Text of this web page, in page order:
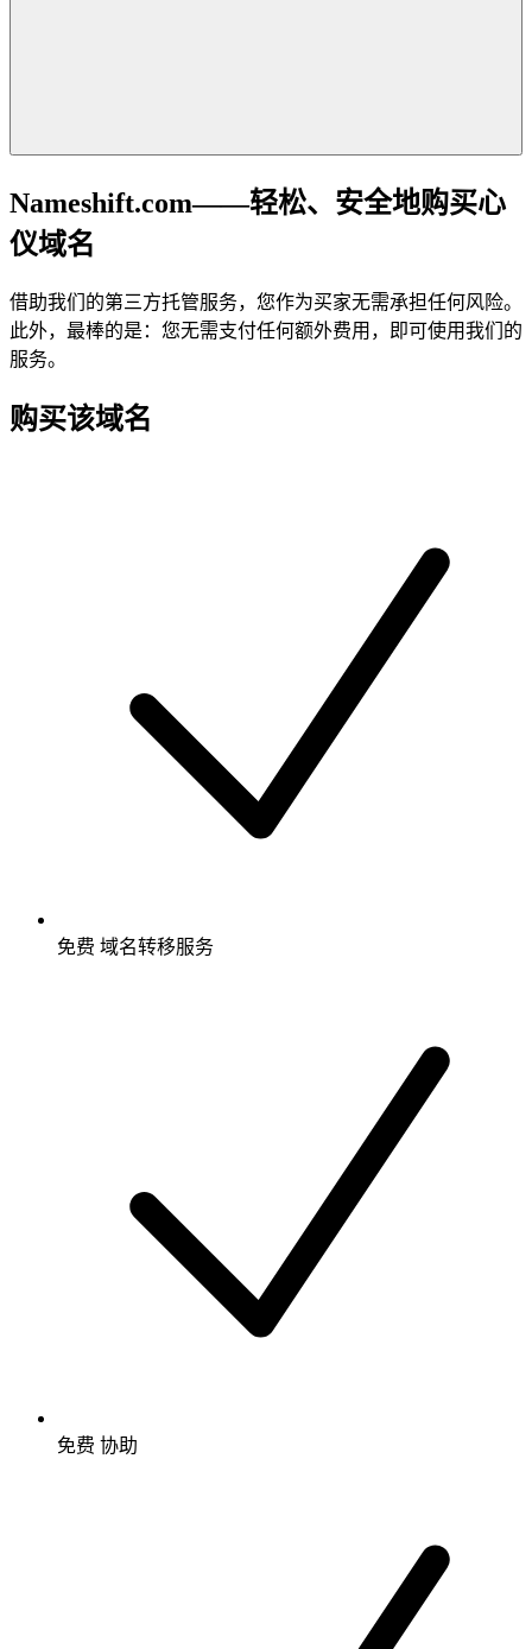
Nameshift.com——轻松、安全地购买心
仪域名
借助我们的第三方托管服务，您作为买家无需承担任何风险。
此外，最棒的是：您无需支付任何额外费用，即可使用我们的
服务。
购买该域名
免费 域名转移服务
免费 协助